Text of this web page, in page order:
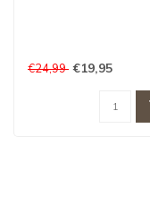
€24,99 €19,95